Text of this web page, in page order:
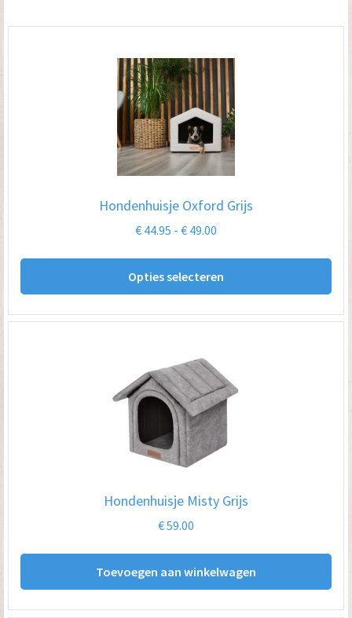
Hondenhuisje Oxford Grijs
€ 44.95 - € 49.00
€ 49.00
Opties selecteren
Dit
Hondenhuisje Misty Grijs
€59.00
Toevoegen aan winkelwagen